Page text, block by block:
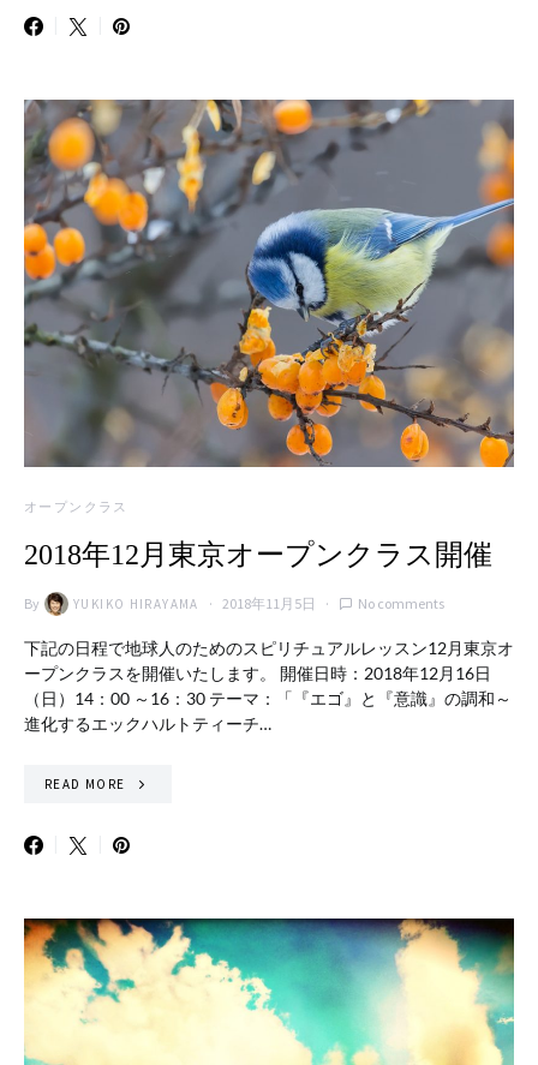
オープンクラス
2018年12月東京オープンクラス開催
By YUKIKO HIRAYAMA 2018年11月5日 No comments
下記の日程で地球人のためのスピリチュアルレッスン12月東京オ
ープンクラスを開催いたします。 開催日時：2018年12月16日
（日）14：00 ～16：30 テーマ：「『エゴ』と『意識』の調和～
進化するエックハルトティーチ…
READ MORE